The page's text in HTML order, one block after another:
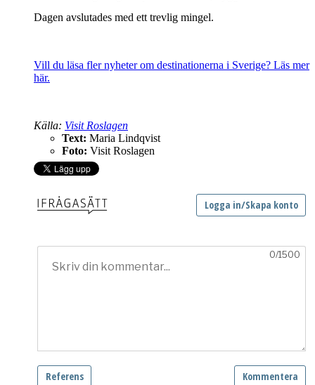
Dagen avslutades med ett trevlig mingel.
Vill du läsa fler nyheter om destinationerna i Sverige? Läs mer
här.
Källa: Visit Roslagen
Text: Maria Lindqvist
Foto: Visit Roslagen